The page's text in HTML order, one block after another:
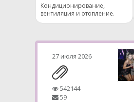
Кондиционирование,
вентиляция и отопление.
27 июля 2026
542144
59